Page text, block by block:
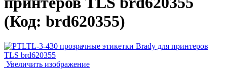
(Код: brd620355)
Увеличить изображение